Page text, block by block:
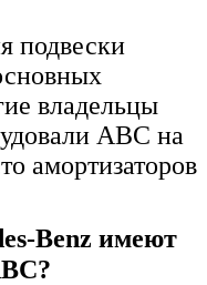
подвески
владельцы
ABC на
амортизаторов
Benz имеют